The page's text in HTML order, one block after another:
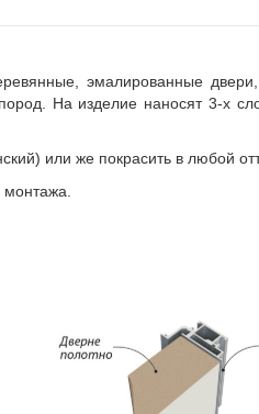
эмалированные
На изделие наносят 3-х
или же покрасить в любой